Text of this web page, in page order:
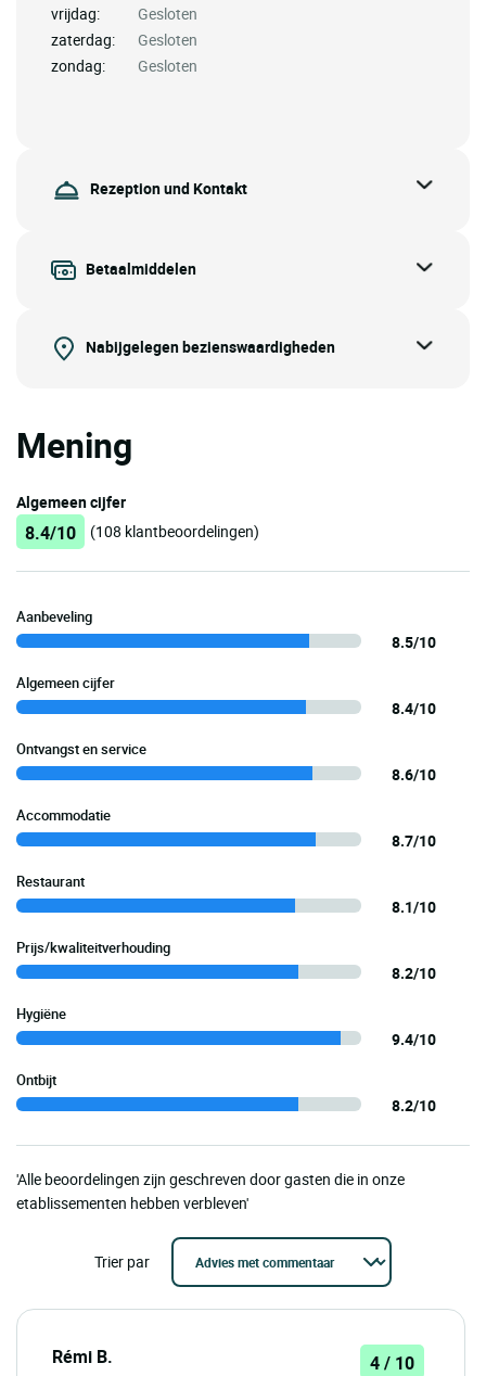
vrijdag:
Gesloten
zaterdag:
Gesloten
zondag:
Gesloten
Rezeption und Kontakt
Betaalmiddelen
Nabijgelegen bezienswaardigheden
Mening
Algemeen cijfer
8.4/10 (108 klantbeoordelingen)
Aanbeveling
8.5/10
Algemeen cijfer
8.4/10
Ontvangst en service
8.6/10
Accommodatie
8.7/10
Restaurant
8.1/10
Prijs/kwaliteitverhouding
8.2/10
Hygiëne
9.4/10
Ontbijt
8.2/10
'Alle beoordelingen zijn geschreven door gasten die in onze
etablissementen hebben verbleven'
Trier par
Rémi B. 4 / 10